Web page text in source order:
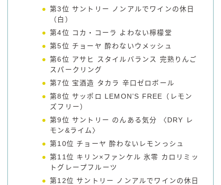
Amazon
運営者情報
第3位 サントリー ノンアルでワインの休日
（白）
第4位 コカ・コーラ よわない檸檬堂
第5位 チョーヤ 酔わないウメッシュ
第6位 アサヒ スタイルバランス 完熟りんご
スパークリング
第7位 宝酒造 タカラ 辛口ゼロボール
第8位 サッポロ LEMON’S FREE（レモン
ズフリー）
第9位 サントリー のんある気分 〈DRY レ
モン&ライム〉
第10位 チョーヤ 酔わないレモンっシュ
第11位 キリン×ファンケル 氷零 カロリミッ
トグレープフルーツ
第12位 サントリー ノンアルでワインの休日